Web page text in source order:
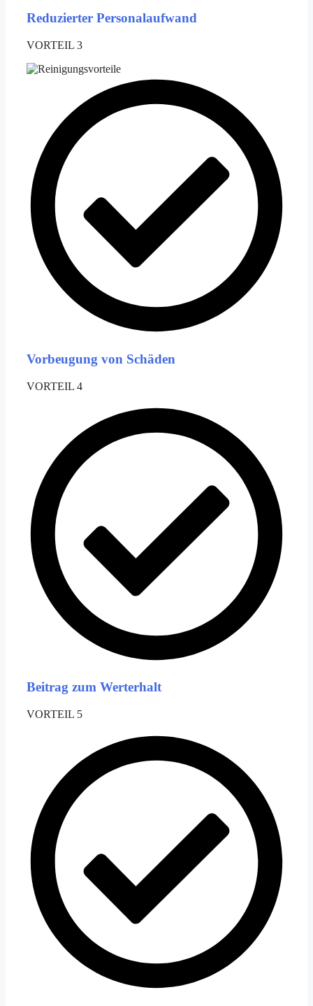
Reduzierter Personalaufwand
VORTEIL 3
Vorbeugung von Schäden
VORTEIL 4
Beitrag zum Werterhalt
VORTEIL 5